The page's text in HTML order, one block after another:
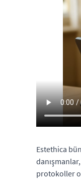
Estethica
protokoller